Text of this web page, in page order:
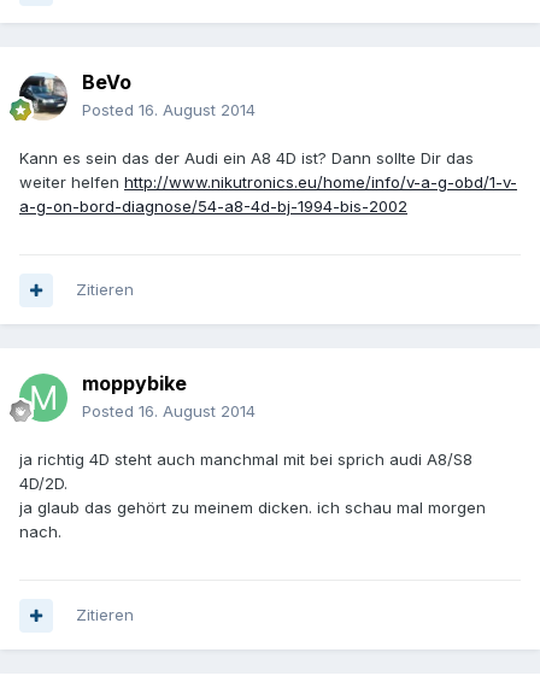
BeVo
Posted 16. August 2014
Kann es sein das der Audi ein A8 4D ist? Dann sollte Dir das
weiter helfen http://www.nikutronics.eu/home/info/v-a-g-obd/1-v-
a-g-on-bord-diagnose/54-a8-4d-bj-1994-bis-2002
Zitieren
moppybike
Posted 16. August 2014
ja richtig 4D steht auch manchmal mit bei sprich audi A8/S8
4D/2D.
ja glaub das gehört zu meinem dicken. ich schau mal morgen
nach.
Zitieren